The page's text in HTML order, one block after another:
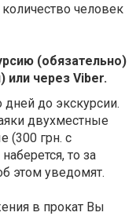
человек
(обязательно)
или через Viber.
дней до экскурсии.
двухместные
(300 грн. с
то за
этом уведомят.
в прокат Вы